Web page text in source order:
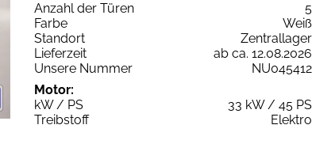
Anzahl der Türen
5
Farbe
Weiß
Standort
Zentrallager
Lieferzeit
ab ca. 12.08.2026
Unsere Nummer
NU045412
Motor:
kW / PS
33 kW / 45 PS
Treibstoff
Elektro